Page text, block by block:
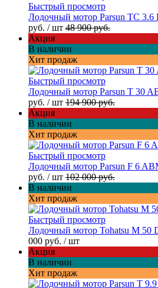
Быстрый просмотр
Лодочный мотор Parsun TC 3.6
руб. / шт 48 900 руб.
Акция
В наличии
Хит продаж
Быстрый просмотр
Лодочный мотор Parsun T 30
руб. / шт 194 900 руб.
Акция
В наличии
Хит продаж
Быстрый просмотр
Лодочный мотор Parsun F 6
руб. / шт 102 000 руб.
В наличии
Хит продаж
Быстрый просмотр
Лодочный мотор Tohatsu M 50
000 руб. / шт
Акция
В наличии
Хит продаж